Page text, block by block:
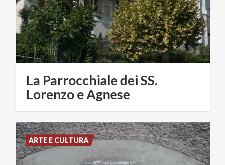
La Parrocchiale dei SS.
Lorenzo e Agnese
ARTE E CULTURA